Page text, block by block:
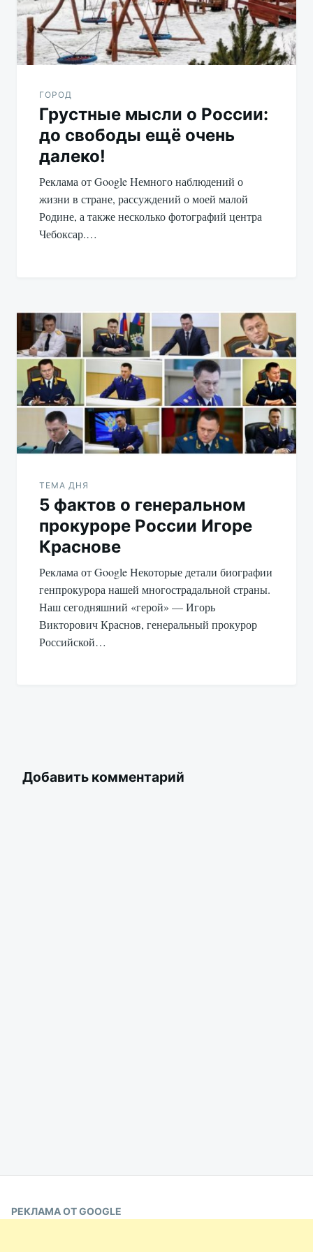
ГОРОД
Грустные мысли о России:
до свободы ещё очень
далеко!
Реклама от Google Немного наблюдений о
жизни в стране, рассуждений о моей малой
Родине, а также несколько фотографий центра
Чебоксар.…
ТЕМА ДНЯ
5 фактов о генеральном
прокуроре России Игоре
Краснове
Реклама от Google Некоторые детали биографии
генпрокурора нашей многострадальной страны.
Наш сегодняшний «герой» — Игорь
Викторович Краснов, генеральный прокурор
Российской…
Добавить комментарий
РЕКЛАМА ОТ GOOGLE